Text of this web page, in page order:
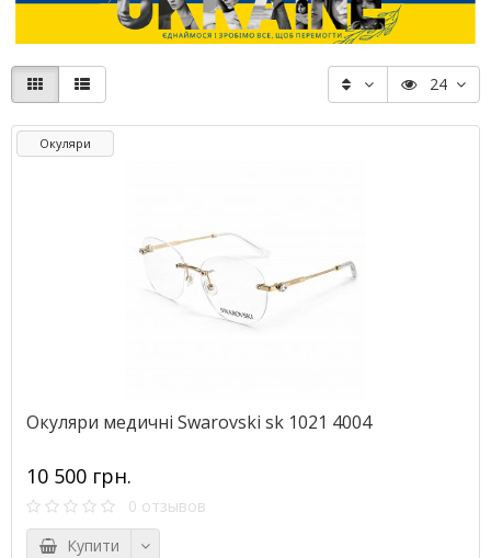
24
Окуляри
Окуляри медичні Swarovski sk 1021 4004
10 500 грн.
0 отзывов
Купити